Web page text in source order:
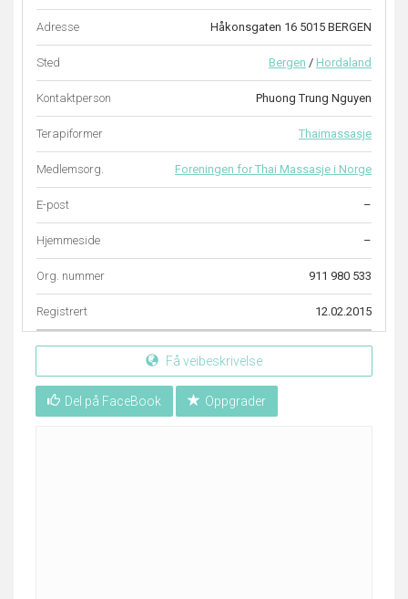
Adresse Håkonsgaten 16 5015 BERGEN
Sted Bergen / Hordaland
Kontaktperson Phuong Trung Nguyen
Terapiformer Thaimassasje
Medlemsorg. Foreningen for Thai Massasje i Norge
E-post –
Hjemmeside –
Org. nummer 911 980 533
Registrert 12.02.2015
Få veibeskrivelse
Del på FaceBook Oppgrader